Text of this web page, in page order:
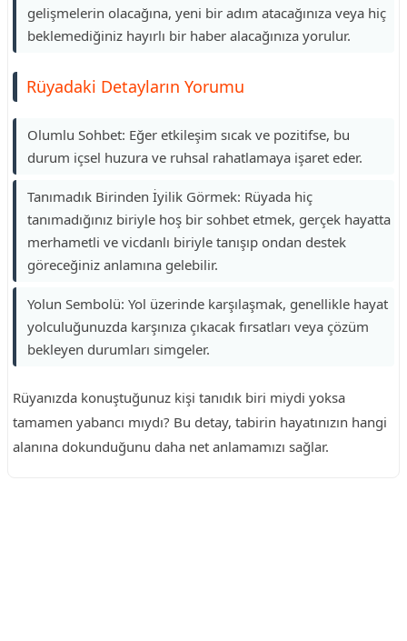
gelişmelerin olacağına, yeni bir adım atacağınıza veya hiç
beklemediğiniz hayırlı bir haber alacağınıza yorulur.
Rüyadaki Detayların Yorumu
Olumlu Sohbet: Eğer etkileşim sıcak ve pozitifse, bu
durum içsel huzura ve ruhsal rahatlamaya işaret eder.
Tanımadık Birinden İyilik Görmek: Rüyada hiç
tanımadığınız biriyle hoş bir sohbet etmek, gerçek hayatta
merhametli ve vicdanlı biriyle tanışıp ondan destek
göreceğiniz anlamına gelebilir.
Yolun Sembolü: Yol üzerinde karşılaşmak, genellikle hayat
yolculuğunuzda karşınıza çıkacak fırsatları veya çözüm
bekleyen durumları simgeler.
Rüyanızda konuştuğunuz kişi tanıdık biri miydi yoksa
tamamen yabancı mıydı? Bu detay, tabirin hayatınızın hangi
alanına dokunduğunu daha net anlamamızı sağlar.